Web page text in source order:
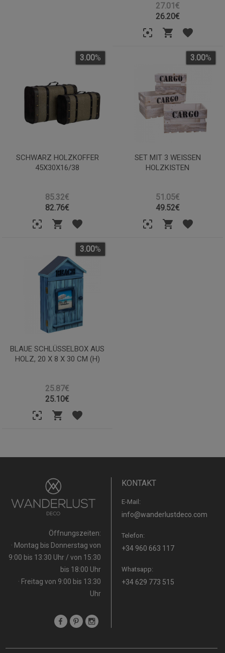
27.01€
26.20€
SCHWARZ HOLZKOFFER
45X30X16/38
85.32€
3.00%
82.76€
SET MIT 3 WEISSEN H
OLZKISTEN
51.05€
3.00%
49.52€
BLAUE SCHLÜSSELBOX AUS
HOLZ, 20 X 8 X 30 CM (H)
25.87€
3.00%
25.10€
Öffnungszeiten:
· Montag bis Donnerstag von
9:00 bis 13:30 Uhr / von 15:30
bis 18:00 Uhr
· Freitag von 9:00 bis 13:30
Uhr
KONTAKT
E-Mail:
info@wanderlustdeco.com
Telefon:
+34 960 663 117
Whatsapp:
+34 629 773 515